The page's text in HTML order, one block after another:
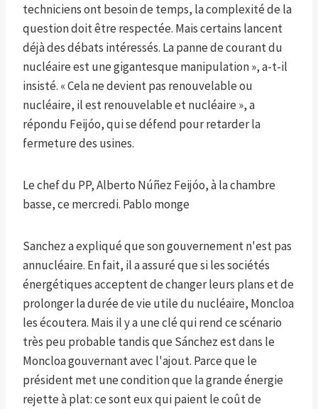
techniciens ont besoin de temps, la complexité de la
question doit être respectée. Mais certains lancent
déjà des débats intéressés. La panne de courant du
nucléaire est une gigantesque manipulation », a-t-il
insisté. « Cela ne devient pas renouvelable ou
nucléaire, il est renouvelable et nucléaire », a
répondu Feijóo, qui se défend pour retarder la
fermeture des usines.
Le chef du PP, Alberto Núñez Feijóo, à la chambre
basse, ce mercredi. Pablo monge
Sanchez a expliqué que son gouvernement n'est pas
annucléaire. En fait, il a assuré que si les sociétés
énergétiques acceptent de changer leurs plans et de
prolonger la durée de vie utile du nucléaire, Moncloa
les écoutera. Mais il y a une clé qui rend ce scénario
très peu probable tandis que Sánchez est dans le
Moncloa gouvernant avec l'ajout. Parce que le
président met une condition que la grande énergie
rejette à plat: ce sont eux qui paient le coût de